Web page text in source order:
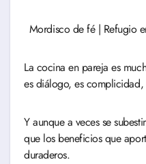
Mordisco de fé | Refugio
La cocina en pareja es
es diálogo, es
Y aunque a veces se
que los beneficios que
duraderos.